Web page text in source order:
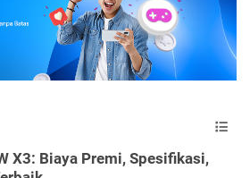
X3: Biaya Premi, Spesifikasi,